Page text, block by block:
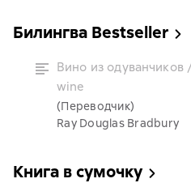
Билингва Bestseller
Вино из одуванчиков
wine
(Переводчик)
Ray Douglas Bradbury
Книга в сумочку